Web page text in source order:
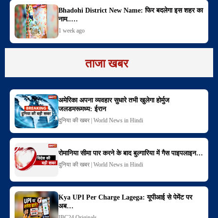
Bhadohi District New Name: फिर बदलेगा इस शहर का
नाम..…
1 week ago
ताजा खबर
अमेरिका अपना व्यवहार सुधारे तभी खुलेगा होर्मुज
जलडमरूमध्य: ईरान
दुनिया की खबर | World News in Hindi
रोमानिया सीमा पार करने के बाद बुल्गारिया में गैस पाइपलाइन…
दुनिया की खबर | World News in Hindi
Kya UPI Per Charge Lagega: यूपीआई से पेमेंट पर
अब…